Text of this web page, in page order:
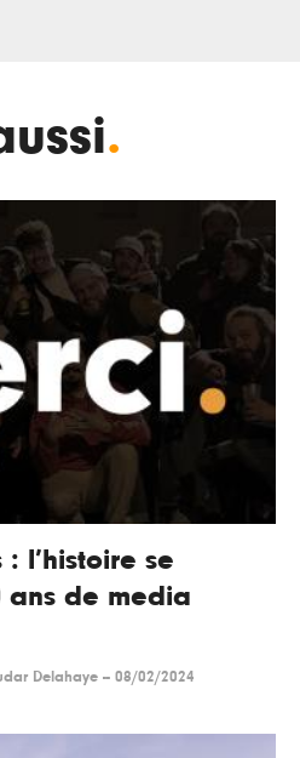
.
: l’histoire se
ans de media
Delahaye -- 08/02/2024